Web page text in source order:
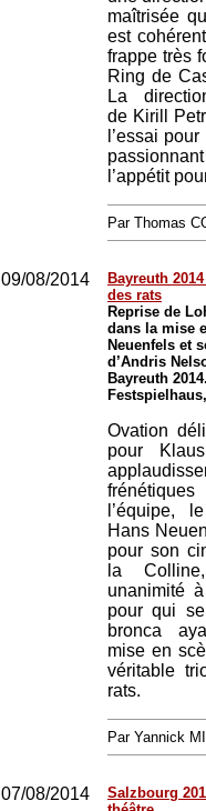
maîtrisée
est
frappe très
Ring de
La
de Kirill
l’essai
l’appétit
Par Thomas
09/08/2014
Bayreuth
des rats
Reprise de
dans la mise
Neuenfels et
d’Andris
Bayreuth
Ovation
pour
l’équipe,
Hans
pour son
la
unanimité
pour qui
bronca
mise en
véritable
rats.
Par Yannick
07/08/2014
Salzbourg